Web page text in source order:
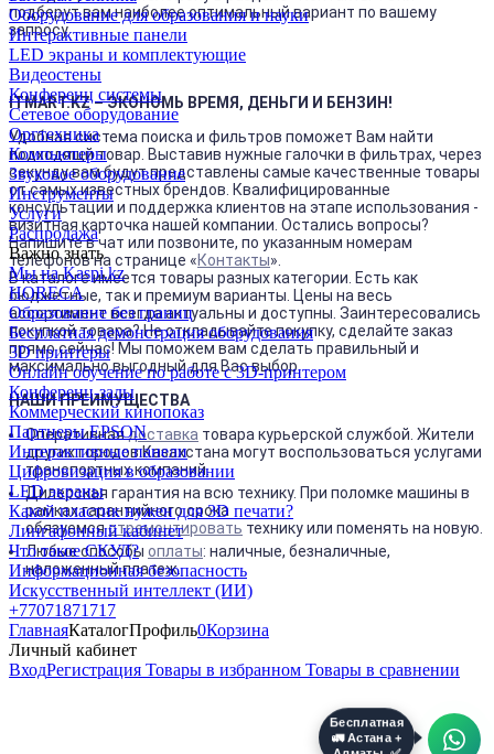
подберут вам наиболее оптимальный вариант по вашему
запросу.
ITMART.KZ – ЭКОНОМЬ ВРЕМЯ, ДЕНЬГИ И БЕНЗИН!
Удобная система поиска и фильтров поможет Вам найти
подходящй товар. Выставив нужные галочки в фильтрах, через
секунду вам будут представлены самые качественные товары
от самых известных брендов. Квалифицированные
консультации и поддержка клиентов на этапе использования -
визитная карточка нашей компании. Остались вопросы?
Напишите в чат или позвоните, по указанным номерам
телефонов на странице «Контакты».
В каталоге имеется товары разных категории. Есть как
бюджетные, так и премиум варианты. Цены на весь
ассортимент всегда актуальны и доступны. Заинтересовались
покупкой товара? Не откладывайте покупку, сделайте заказ
прямо сейчас! Мы поможем вам сделать правильный и
максимально выгодный для Вас выбор.
НАШИ ПРЕИМУЩЕСТВА
Оперативнаядоставка товара курьерской службой. Жители
других городов Казахстана могут воспользоваться услугами
транспортных компаний.
Дилерская гарантия на всю технику. При поломке машины в
рамках гарантийного срока
обязуемсяотремонтировать технику или поменять на новую.
Любые способы оплаты: наличные, безналичные,
наложенный платеж.
Оборудование для образования и науки
Интерактивные панели
LED экраны и комплектующие
Видеостены
Конференц системы
Сетевое оборудование
Оргтехника
Компьютеры
Звуковое оборудование
Инструменты
Услуги
Распродажа
Важно знать
Мы на Kaspi.kz
HORECA
Образование без границ
Бесплатная демонстрация оборудования
3D принтеры
Онлайн обучение по работе с 3D-принтером
Конференц-залы
Коммерческий кинопоказ
Партнеры EPSON
Интерактивные панели
Цифровизация в образовании
LED экраны
Какой пластик нужен для 3D печати?
Лингафонный кабинет
Что такое СКУД?
Информационная безопасность
Искусственный интеллект (ИИ)
+77071871717
Бесплатная
🚛 Астана +
ГлавнаяКаталогПрофиль0Корзина
Личный кабинет
ВходРегистрация Товары в избранном Товары в сравнении